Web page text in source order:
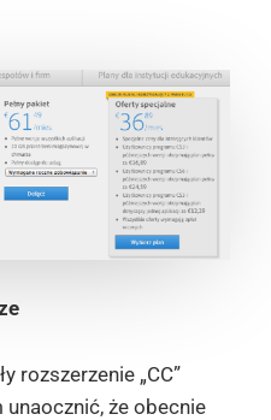
rozszerzenie „CC”
że obecnie